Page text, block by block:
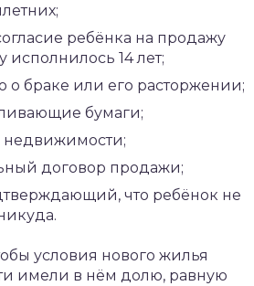
ребёнка на продажу
исполнилось 14 лет;
о браке или его расторжении;
бумаги;
недвижимости;
договор продажи;
что ребёнок не
условия нового жилья
имели в нём долю, равную